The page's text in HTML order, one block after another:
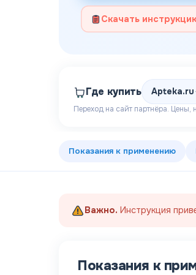
Скачать
Где купить Apteka.ru
Переход на сайт партнёра. Цены,
Показания к применению
Важно. Инструкция
Показания к